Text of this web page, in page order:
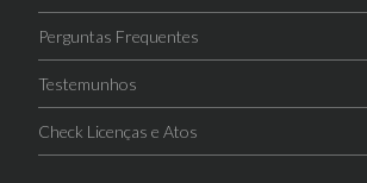
Perguntas Frequentes
Testemunhos
Check Licenças e Atos